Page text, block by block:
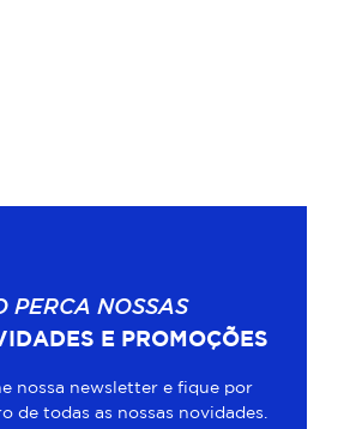
PERCA NOSSAS
E PROMOÇÕES
nossa newsletter e fique por
de todas as nossas novidades.